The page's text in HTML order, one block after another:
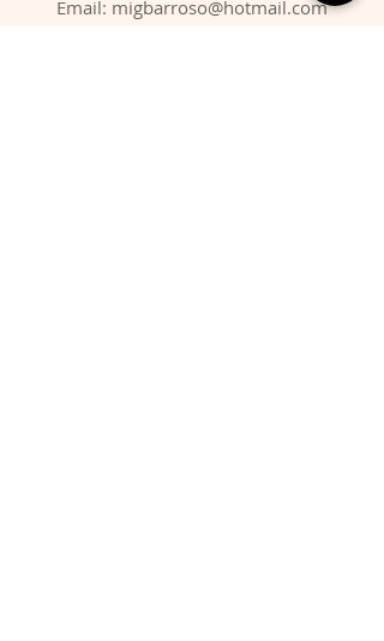
Email: migbarroso@hotmail.com